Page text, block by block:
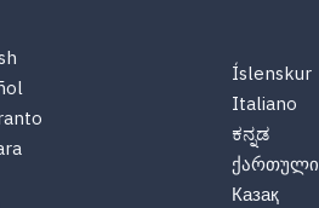
Íslenskur
Italiano
ಕನ್ನಡ
ქართული
Казақ